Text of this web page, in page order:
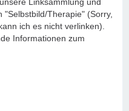
Therapie" (Sorry,
ich es nicht verlinken).
Informationen zum